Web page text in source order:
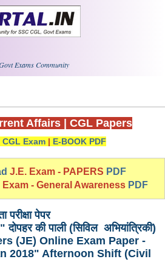
Exams Community
NOTES
Affairs CGL Papers
CGL Exam | E-BOOK PDF
J.E. Exam - PAPERS PDF
Exam - General Awareness PDF
पेपर
की पाली (सिविल अभियांत्रिकी)
(JE) Online Exam Paper -
2018" Afternoon Shift (Civil